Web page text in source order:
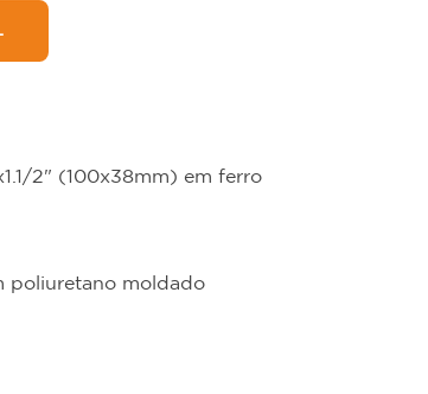
2" (100x38mm) em ferro
poliuretano moldado